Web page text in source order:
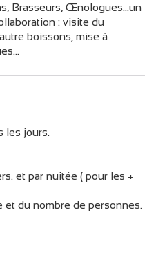
Brasseurs, Œnologues...un
: visite du
boissons, mise à
les jours.
et par nuitée ( pour les +
et du nombre de personnes.